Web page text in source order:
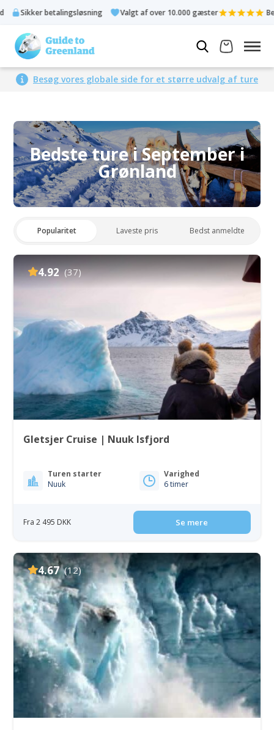
Valgt af over 10.000 gæster Bedømt 4,3 ud af 5
Besøg vores globale side for et større udvalg af ture
Bedste ture i September i
Grønland
Popularitet Laveste pris Bedst anmeldte
4.92 (37)
Gletsjer Cruise | Nuuk Isfjord
Turen starter
Nuuk
Varighed
6 timer
Fra 2 495 DKK Se mere
4.67 (12)